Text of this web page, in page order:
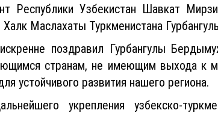
Республики Узбекистан Шавкат
Маслахаты Туркменистана
поздравил Гурбангулы
странам, не имеющим выхода к
устойчивого развития нашего региона.
укрепления узбекско-